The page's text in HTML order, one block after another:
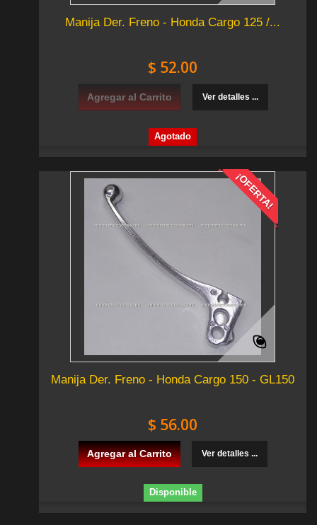
Manija Der. Freno - Honda Cargo 125 /...
$ 52.00
Agregar al Carrito Ver detalles ...
Agotado
¡OFERTA!
Manija Der. Freno - Honda Cargo 150 - GL150
$ 56.00
Agregar al Carrito Ver detalles ...
Disponible